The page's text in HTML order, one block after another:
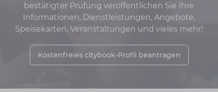
bestätigter Prüfung veröffentlichen Sie Ihre
Informationen, Dienstleistungen, Angebote,
Speisekarten, Veranstaltungen und vieles mehr!
Kostenfreies citybook-Profil beantragen